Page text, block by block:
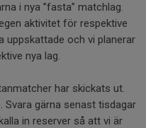
i nya ”fasta” matchlag.
aktivitet för respektive
uppskattade och vi planerar
nya lag.
har skickats ut.
Svara gärna senast tisdagar
in reserver så att vi är